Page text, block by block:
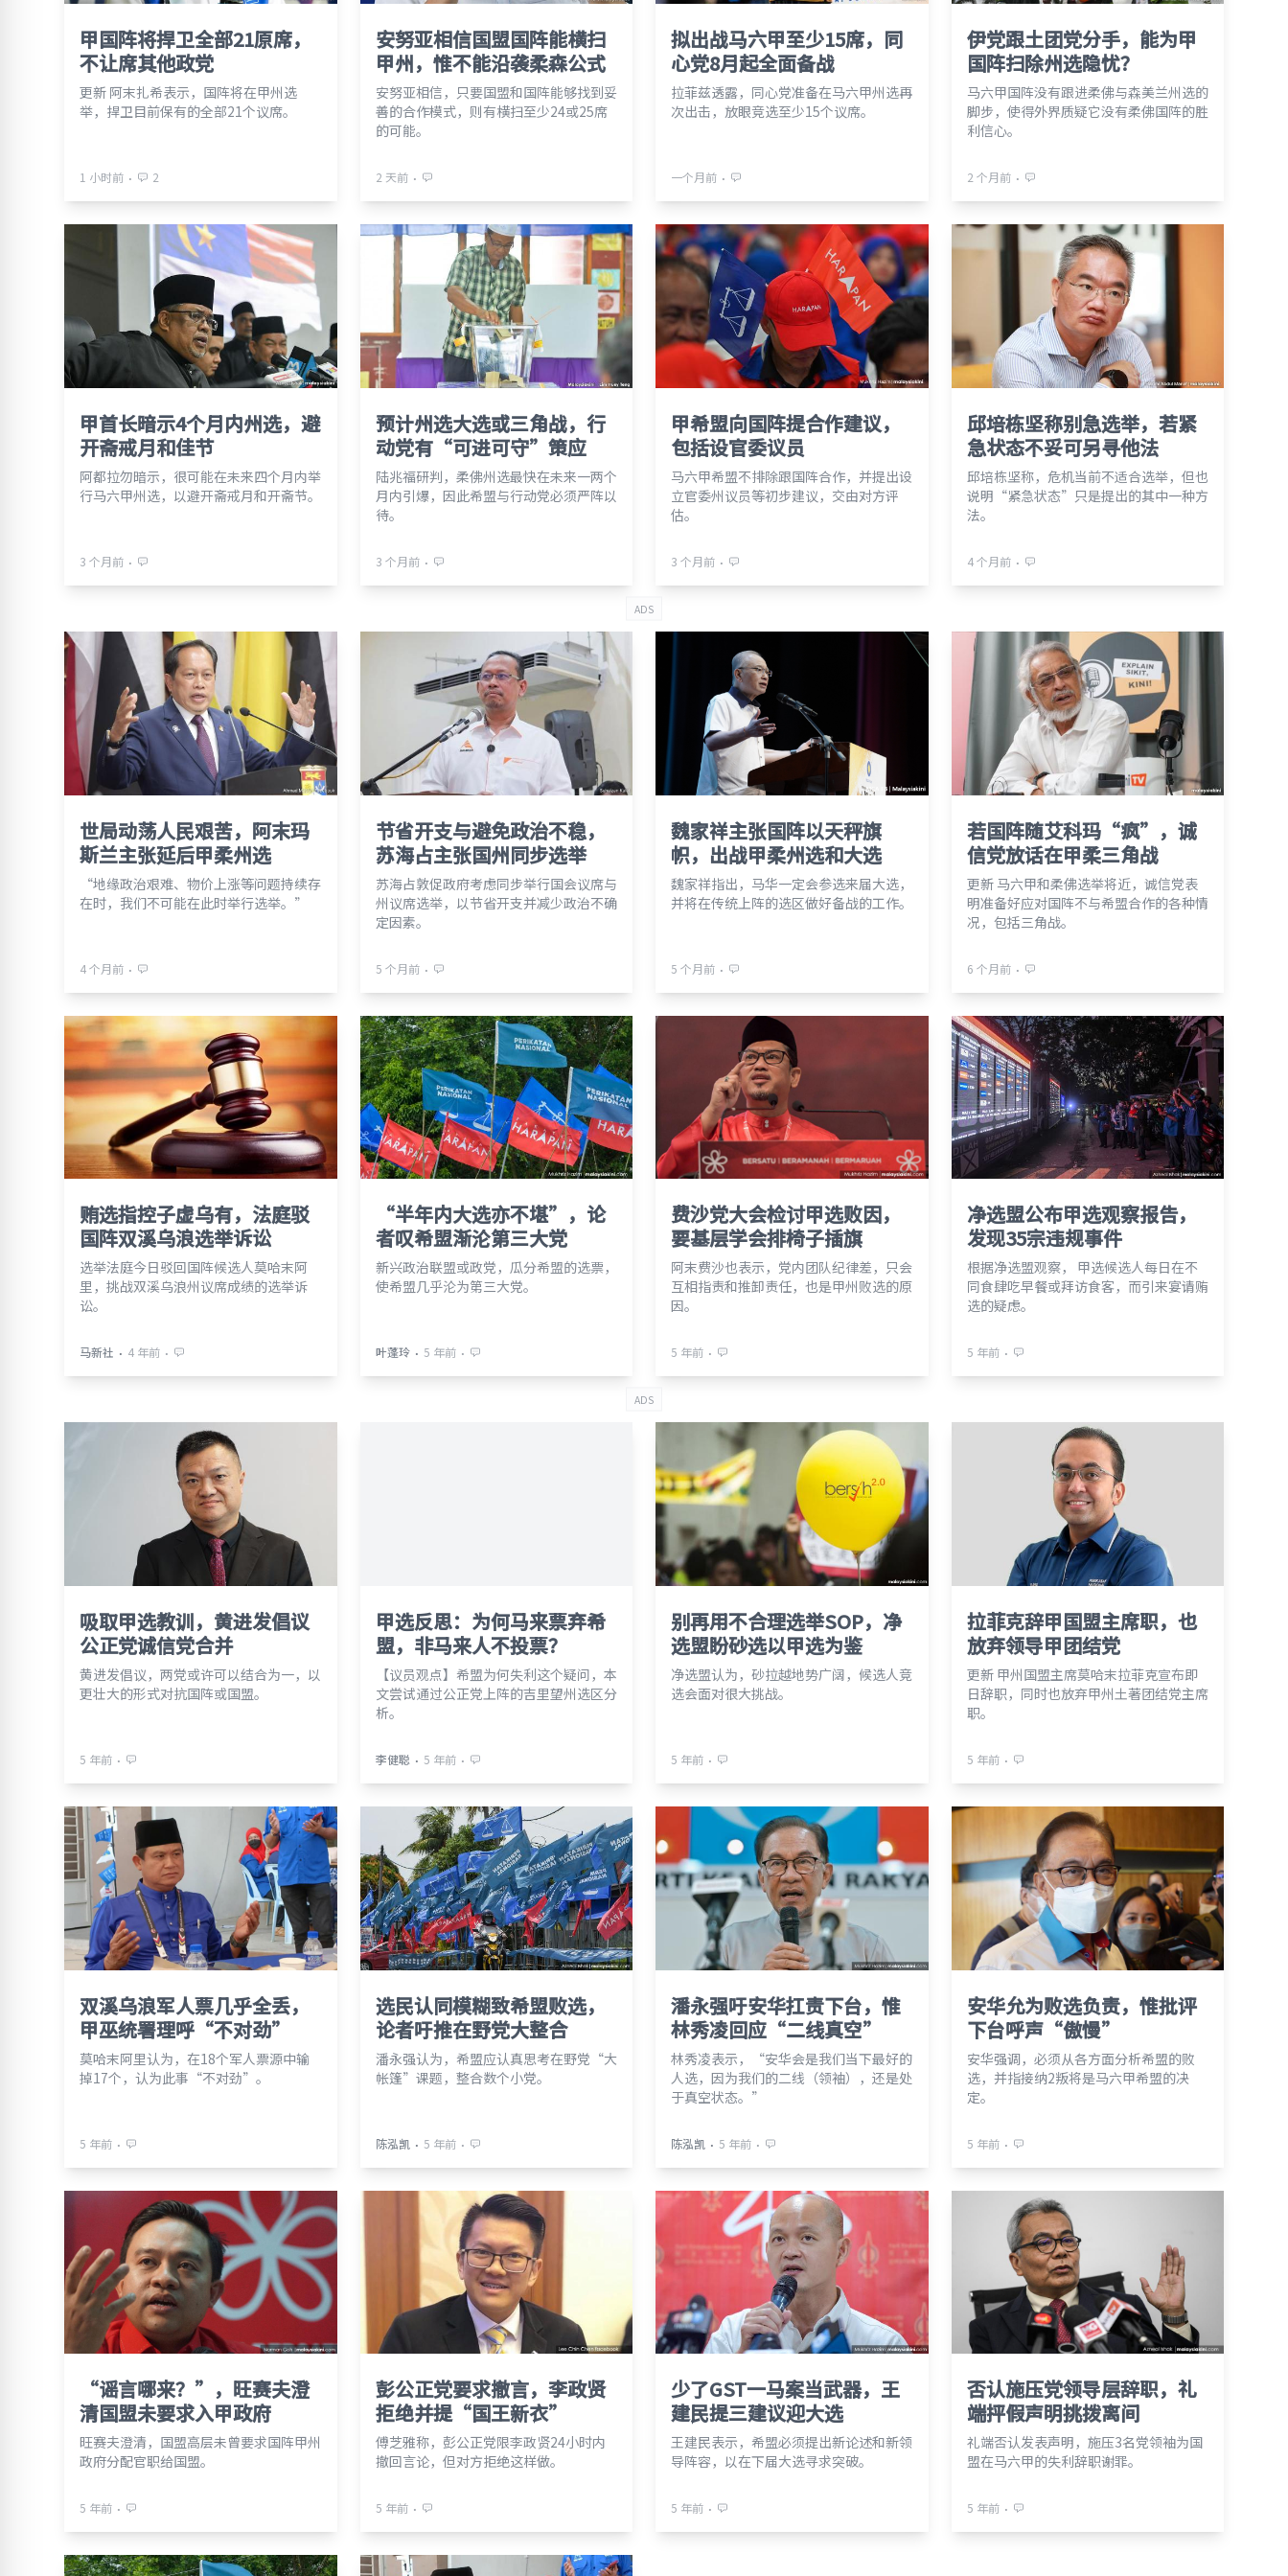
甲国阵将捍卫全部21原席，
不让席其他政党
更新 阿末扎希表示，国阵将在甲州选
举，捍卫目前保有的全部21个议席。
1 小时前 ⋅ 2
安努亚相信国盟国阵能横扫
甲州，惟不能沿袭柔森公式
安努亚相信，只要国盟和国阵能够找到妥
善的合作模式，则有横扫至少24或25席
的可能。
2 天前 ⋅
拟出战马六甲至少15席，同
心党8月起全面备战
拉菲兹透露，同心党准备在马六甲州选再
次出击，放眼竞选至少15个议席。
一个月前 ⋅
伊党跟土团党分手，能为甲
国阵扫除州选隐忧？
马六甲国阵没有跟进柔佛与森美兰州选的
脚步，使得外界质疑它没有柔佛国阵的胜
利信心。
2 个月前 ⋅
甲首长暗示4个月内州选，避
开斋戒月和佳节
阿都拉勿暗示，很可能在未来四个月内举
行马六甲州选，以避开斋戒月和开斋节。
3 个月前 ⋅
预计州选大选或三角战，行
动党有“可进可守”策应
陆兆福研判，柔佛州选最快在未来一两个
月内引爆，因此希盟与行动党必须严阵以
待。
3 个月前 ⋅
甲希盟向国阵提合作建议，
包括设官委议员
马六甲希盟不排除跟国阵合作，并提出设
立官委州议员等初步建议，交由对方评
估。
3 个月前 ⋅
邱培栋坚称别急选举，若紧
急状态不妥可另寻他法
邱培栋坚称，危机当前不适合选举，但也
说明“紧急状态”只是提出的其中一种方
法。
4 个月前 ⋅
ADS
世局动荡人民艰苦，阿末玛
斯兰主张延后甲柔州选
“地缘政治艰难、物价上涨等问题持续存
在时，我们不可能在此时举行选举。”
4 个月前 ⋅
节省开支与避免政治不稳，
苏海占主张国州同步选举
苏海占敦促政府考虑同步举行国会议席与
州议席选举，以节省开支并减少政治不确
定因素。
5 个月前 ⋅
魏家祥主张国阵以天秤旗
帜，出战甲柔州选和大选
魏家祥指出，马华一定会参选来届大选，
并将在传统上阵的选区做好备战的工作。
5 个月前 ⋅
若国阵随艾科玛“疯”，诚
信党放话在甲柔三角战
更新 马六甲和柔佛选举将近，诚信党表
明准备好应对国阵不与希盟合作的各种情
况，包括三角战。
6 个月前 ⋅
贿选指控子虚乌有，法庭驳
国阵双溪乌浪选举诉讼
选举法庭今日驳回国阵候选人莫哈末阿
里，挑战双溪乌浪州议席成绩的选举诉
讼。
马新社 ⋅ 4 年前 ⋅
“半年内大选亦不堪”，论
者叹希盟渐沦第三大党
新兴政治联盟或政党，瓜分希盟的选票，
使希盟几乎沦为第三大党。
叶蓬玲 ⋅ 5 年前 ⋅
费沙党大会检讨甲选败因，
要基层学会排椅子插旗
阿末费沙也表示，党内团队纪律差，只会
互相指责和推卸责任，也是甲州败选的原
因。
5 年前 ⋅
净选盟公布甲选观察报告，
发现35宗违规事件
根据净选盟观察， 甲选候选人每日在不
同食肆吃早餐或拜访食客，而引来宴请贿
选的疑虑。
5 年前 ⋅
ADS
吸取甲选教训，黄进发倡议
公正党诚信党合并
黄进发倡议，两党或许可以结合为一，以
更壮大的形式对抗国阵或国盟。
5 年前 ⋅
甲选反思：为何马来票弃希
盟，非马来人不投票？
【议员观点】希盟为何失利这个疑问，本
文尝试通过公正党上阵的吉里望州选区分
析。
李健聪 ⋅ 5 年前 ⋅
别再用不合理选举SOP，净
选盟盼砂选以甲选为鉴
净选盟认为，砂拉越地势广阔，候选人竞
选会面对很大挑战。
5 年前 ⋅
拉菲克辞甲国盟主席职，也
放弃领导甲团结党
更新 甲州国盟主席莫哈末拉菲克宣布即
日辞职，同时也放弃甲州土著团结党主席
职。
5 年前 ⋅
双溪乌浪军人票几乎全丢，
甲巫统署理呼“不对劲”
莫哈末阿里认为，在18个军人票源中输
掉17个，认为此事“不对劲”。
5 年前 ⋅
选民认同模糊致希盟败选，
论者吁推在野党大整合
潘永强认为，希盟应认真思考在野党“大
帐篷”课题，整合数个小党。
陈泓凯 ⋅ 5 年前 ⋅
潘永强吁安华扛责下台，惟
林秀凌回应“二线真空”
林秀凌表示，“安华会是我们当下最好的
人选，因为我们的二线（领袖），还是处
于真空状态。”
陈泓凯 ⋅ 5 年前 ⋅
安华允为败选负责，惟批评
下台呼声“傲慢”
安华强调，必须从各方面分析希盟的败
选，并指接纳2叛将是马六甲希盟的决
定。
5 年前 ⋅
“谣言哪来？”，旺赛夫澄
清国盟未要求入甲政府
旺赛夫澄清，国盟高层未曾要求国阵甲州
政府分配官职给国盟。
5 年前 ⋅
彭公正党要求撤言，李政贤
拒绝并提“国王新衣”
傅芝雅称，彭公正党限李政贤24小时内
撤回言论，但对方拒绝这样做。
5 年前 ⋅
少了GST一马案当武器，王
建民提三建议迎大选
王建民表示，希盟必须提出新论述和新领
导阵容，以在下届大选寻求突破。
5 年前 ⋅
否认施压党领导层辞职，礼
端抨假声明挑拨离间
礼端否认发表声明，施压3名党领袖为国
盟在马六甲的失利辞职谢罪。
5 年前 ⋅